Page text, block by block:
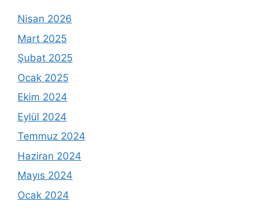
Nisan 2026
Mart 2025
Şubat 2025
Ocak 2025
Ekim 2024
Eylül 2024
Temmuz 2024
Haziran 2024
Mayıs 2024
Ocak 2024